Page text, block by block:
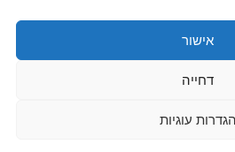
אישור
דחייה
הגדרות עוגיות
סטודיו צור בניית אתרים ומיתוג לעסקים